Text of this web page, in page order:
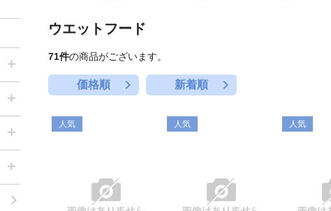
ウエットフード
71件の商品がございます。
価格順 新着順
人気 人気 人気
＋
＋
＋
＋